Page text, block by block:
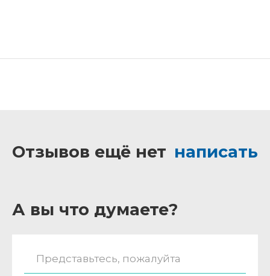
Отзывов ещё нет написать
А вы что думаете?